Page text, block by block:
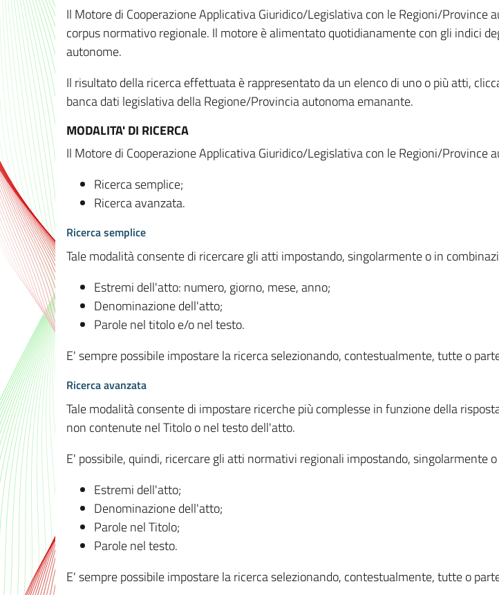
Il Motore di Cooperazione Applicativa Giuridico/Legislativa con le Regioni/
corpus normativo regionale. Il motore è alimentato quotidianamente con gli indici
autonome.
Il risultato della ricerca effettuata è rappresentato da un elenco di uno o più atti,
banca dati legislativa della Regione/Provincia autonoma emanante.
MODALITA' DI RICERCA
Il Motore di Cooperazione Applicativa Giuridico/Legislativa con le Regioni/
Ricerca semplice;
Ricerca avanzata.
Ricerca semplice
Tale modalità consente di ricercare gli atti impostando, singolarmente o in
Estremi dell'atto: numero, giorno, mese, anno;
Denominazione dell'atto;
Parole nel titolo e/o nel testo.
E' sempre possibile impostare la ricerca selezionando, contestualmente, tutte o
Ricerca avanzata
Tale modalità consente di impostare ricerche più complesse in funzione della
non contenute nel Titolo o nel testo dell'atto.
E' possibile, quindi, ricercare gli atti normativi regionali impostando, singolarmente
Estremi dell'atto;
Denominazione dell'atto;
Parole nel Titolo;
Parole nel testo.
E' sempre possibile impostare la ricerca selezionando, contestualmente, tutte o